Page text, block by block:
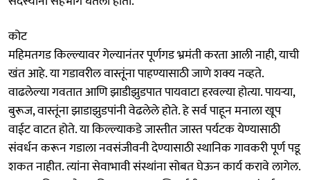
कोट
महिमतगड किल्ल्यावर गेल्यानंतर पूर्णगड भ्रमंती करता आली नाही, याची
खंत आहे. या गडावरील वास्तूंना पाहण्यासाठी जाणे शक्य नव्हते.
वाढलेल्या गवतात आणि झाडीझुडपात पायवाटा हरवल्या होत्या. पायऱ्या,
बुरूज, वास्तूंना झाडाझुडपांनी वेढलेले होते. हे सर्व पाहून मनाला खूप
वाईट वाटत होते. या किल्ल्याकडे जास्तीत जास्त पर्यटक येण्यासाठी
संवर्धन करून गडाला नवसंजीवनी देण्यासाठी स्थानिक गावकरी पूर्ण पडू
शकत नाहीत. त्यांना सेवाभावी संस्थांना सोबत घेऊन कार्य करावे लागेल.